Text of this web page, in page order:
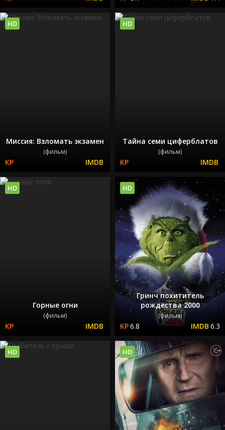
Миссия: Взломать экзамен
(фильм)
HD
Тайна семи циферблатов
(фильм)
HD
Горные огни
(фильм)
HD
Гринч похититель
рождества 2000
(фильм)
6.8 6.3
HD
HD HD